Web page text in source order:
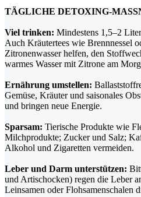
TÄGLICHE DETOXING-
Viel trinken: Mindestens 1,5–2
Auch Kräutertees wie Brennnessel
Zitronenwasser helfen, den
warmes Wasser mit Zitrone am
Ernährung umstellen:
Gemüse, Kräuter und saisonales
und bringen neue Energie.
Sparsam: Tierische Produkte wie
Milchprodukte; Zucker und Salz;
Alkohol und Zigaretten vermeiden.
Leber und Darm unterstützen:
und Artischocken) regen die Leber
Leinsamen oder Flohsamenschalen